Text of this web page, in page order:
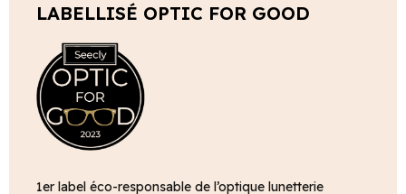
LABELLISÉ OPTIC FOR GOOD
1er label éco-responsable de l’optique lunetterie